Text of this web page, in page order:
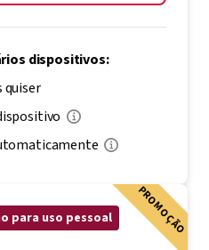
dispositivos:
quiser
PROMOÇÃO
para uso pessoal